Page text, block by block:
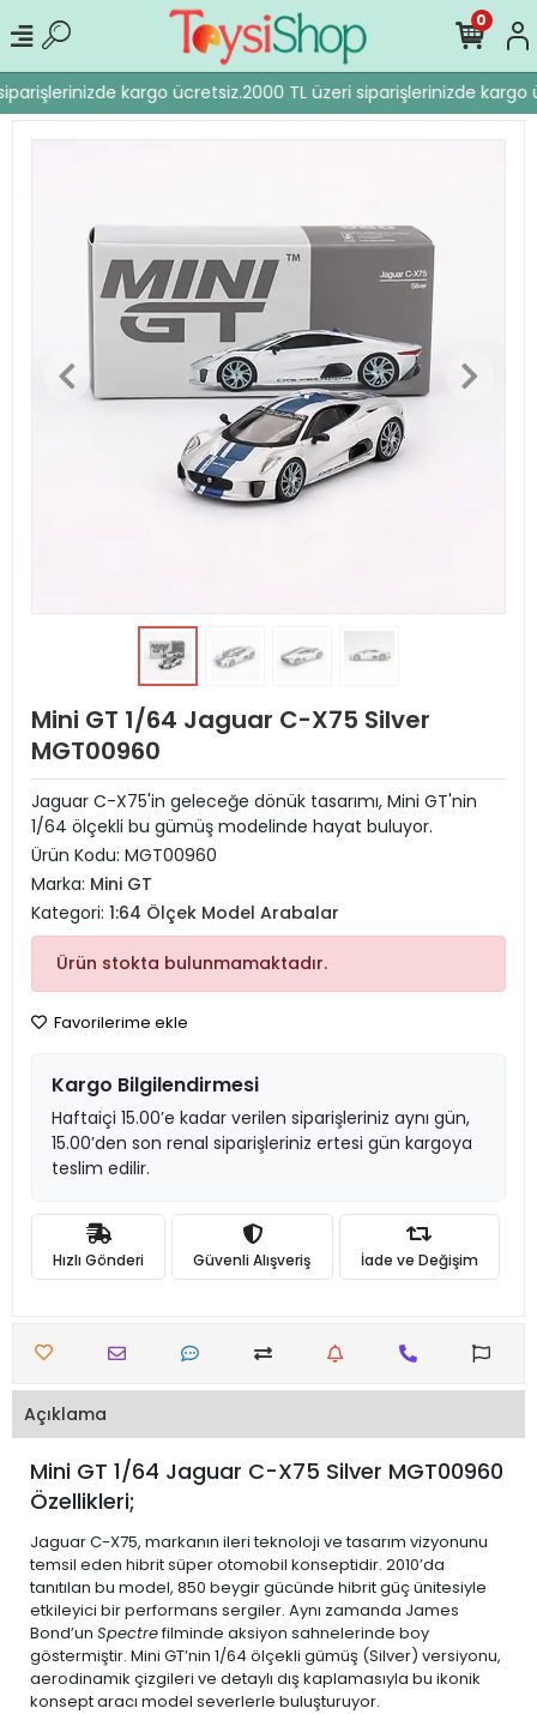
kargo ücretsiz.2000 TL üzeri siparişlerinizde kargo
0
Mini GT 1/64 Jaguar C-X75 Silver
MGT00960
Jaguar C-X75'in geleceğe dönük tasarımı, Mini GT'nin
1/64 ölçekli bu gümüş modelinde hayat buluyor.
Ürün Kodu: MGT00960
Marka: Mini GT
Kategori: 1:64 Ölçek Model Arabalar
Ürün stokta bulunmamaktadır.
Favorilerime ekle
Kargo Bilgilendirmesi
Haftaiçi 15.00’e kadar verilen siparişleriniz aynı gün,
15.00’den son renal siparişleriniz ertesi gün kargoya
teslim edilir.
Hızlı Gönderi Güvenli Alışveriş İade ve Değişim
Açıklama
Mini GT 1/64 Jaguar C-X75 Silver MGT00960
Özellikleri;
Jaguar C-X75, markanın ileri teknoloji ve tasarım vizyonunu
temsil eden hibrit süper otomobil konseptidir. 2010’da
tanıtılan bu model, 850 beygir gücünde hibrit güç ünitesiyle
etkileyici bir performans sergiler. Aynı zamanda James
Bond’un Spectrefilminde aksiyon sahnelerinde boy
göstermiştir. Mini GT’nin 1/64 ölçekli gümüş (Silver) versiyonu,
aerodinamik çizgileri ve detaylı dış kaplamasıyla bu ikonik
konsept aracı model severlerle buluşturuyor.